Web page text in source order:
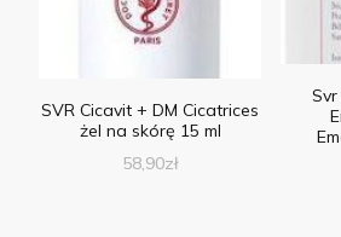
SVR Cicavit + DM Cicatrices
żel na skórę 15 ml
58,90zł